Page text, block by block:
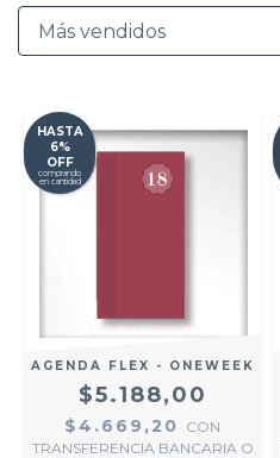
HASTA
6%
OFF
comprando
en cantidad
NUEVO DISEÑO
AGENDA FLEX - ONEWEEK
$5.188,00
$4.669,20
CON
TRANSFERENCIA BANCARIA O